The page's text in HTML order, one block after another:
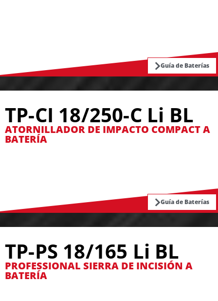
Guía de Baterías
TP-CI 18/250-C Li BL
ATORNILLADOR DE IMPACTO COMPACT A
BATERÍA
Guía de Baterías
TP-PS 18/165 Li BL
PROFESSIONAL SIERRA DE INCISIÓN A
BATERÍA